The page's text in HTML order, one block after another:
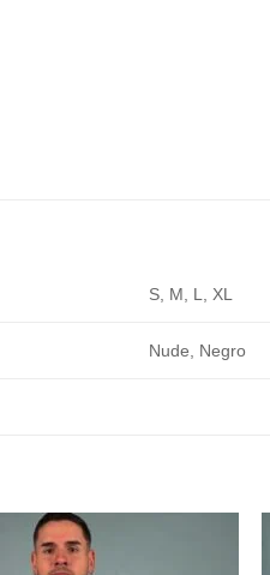
S, M, L, XL
Nude, Negro